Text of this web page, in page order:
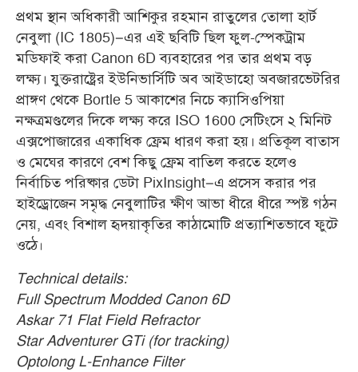
প্রথম স্থান অধিকারী আশিকুর রহমান রাতুলের তোলা হার্ট
নেবুলা (IC 1805)–এর এই ছবিটি ছিল ফুল-স্পেকট্রাম
মডিফাই করা Canon 6D ব্যবহারের পর তার প্রথম বড়
লক্ষ্য। যুক্তরাষ্ট্রের ইউনিভার্সিটি অব আইডাহো অবজারভেটরির
প্রাঙ্গণ থেকে Bortle 5 আকাশের নিচে ক্যাসিওপিয়া
নক্ষত্রমণ্ডলের দিকে লক্ষ্য করে ISO 1600 সেটিংসে ২ মিনিট
এক্সপোজারের একাধিক ফ্রেম ধারণ করা হয়। প্রতিকূল বাতাস
ও মেঘের কারণে বেশ কিছু ফ্রেম বাতিল করতে হলেও
নির্বাচিত পরিষ্কার ডেটা PixInsight–এ প্রসেস করার পর
হাইড্রোজেন সমৃদ্ধ নেবুলাটির ক্ষীণ আভা ধীরে ধীরে স্পষ্ট গঠন
নেয়, এবং বিশাল হৃদয়াকৃতির কাঠামোটি প্রত্যাশিতভাবে ফুটে
ওঠে।
Technical details:
Full Spectrum Modded Canon 6D
Askar 71 Flat Field Refractor
Star Adventurer GTi (for tracking)
Optolong L-Enhance Filter